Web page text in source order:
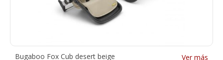
Bugaboo Fox Cub desert beige Ver más